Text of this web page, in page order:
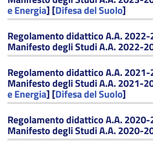
e Energia] [Difesa del Suolo]
Regolamento didattico A.A.
Manifesto degli Studi A.A. 2022-
Regolamento didattico A.A.
Manifesto degli Studi A.A. 2021-
e Energia] [Difesa del Suolo]
Regolamento didattico A.A.
Manifesto degli Studi A.A. 2020-